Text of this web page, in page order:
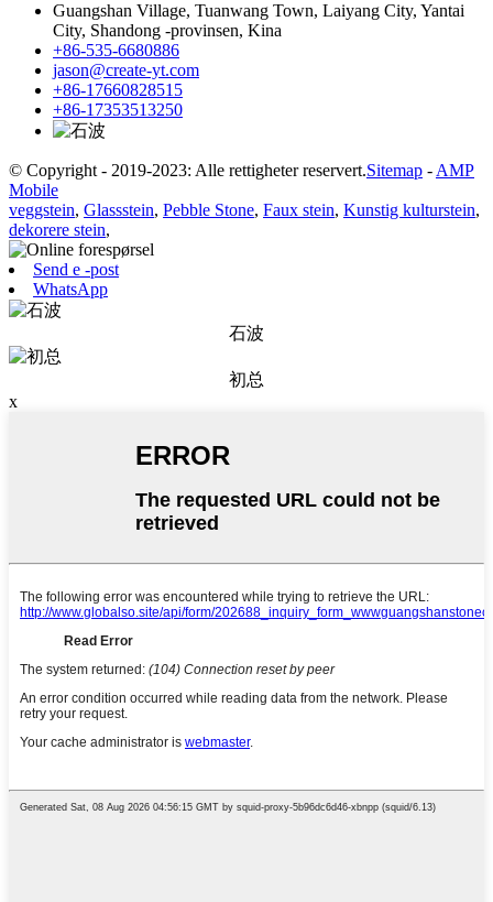
Guangshan Village, Tuanwang Town, Laiyang City, Yantai
City, Shandong -provinsen, Kina
+86-535-6680886
jason@create-yt.com
+86-17660828515
+86-17353513250
© Copyright - 2019-2023: Alle rettigheter reservert.Sitemap - AMP
Mobile
veggstein, Glassstein, Pebble Stone, Faux stein, Kunstig kulturstein,
dekorere stein,
Send e -post
WhatsApp
石波
初总
x